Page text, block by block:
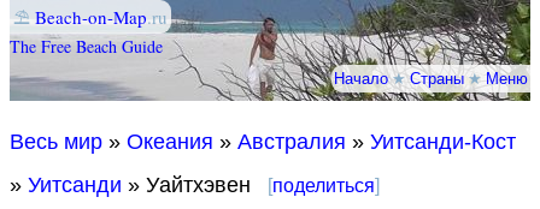
⛱ Beach-on-Map.ru
The Free Beach Guide
Начало★Страны★Меню
Весь мир » Океания » Австралия » Уитсанди-Кост
» Уитсанди » Уайтхэвен [поделиться]